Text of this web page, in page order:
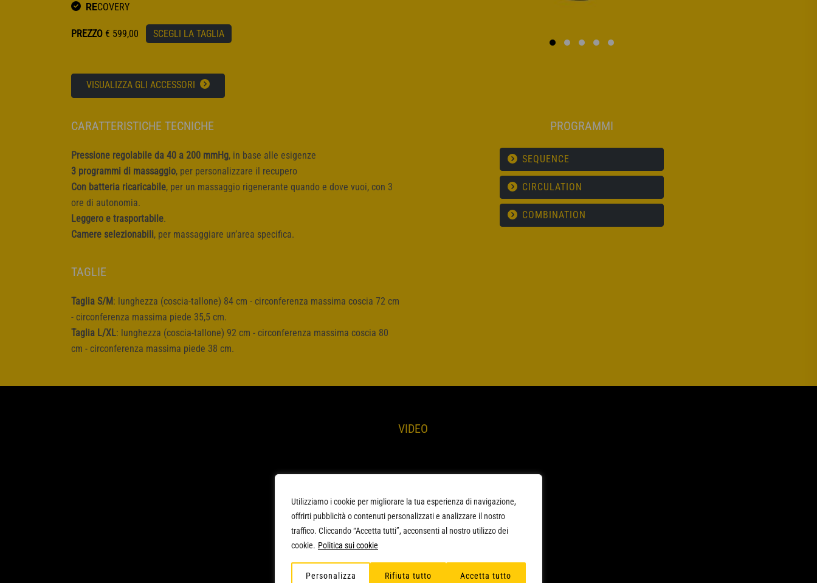
Utilizziamo i cookie per migliorare la tua esperienza di navigazione,
offrirti pubblicità o contenuti personalizzati e analizzare il nostro
traffico. Cliccando “Accetta tutti”, acconsenti al nostro utilizzo dei
cookie. Politica sui cookie
Personalizza Rifiuta tutto Accetta tutto
RECOVERY
PREZZO € 599,00 SCEGLI LA TAGLIA
VISUALIZZA GLI ACCESSORI
CARATTERISTICHE TECNICHE
Pressione regolabile da 40 a 200 mmHg, in base alle esigenze
3 programmi di massaggio, per personalizzare il recupero
Con batteria ricaricabile, per un massaggio rigenerante quando e dove vuoi, con 3
ore di autonomia.
Leggero e trasportabile.
Camere selezionabili, per massaggiare un’area specifica.
TAGLIE
Taglia S/M: lunghezza (coscia-tallone) 84 cm - circonferenza massima coscia 72 cm
- circonferenza massima piede 35,5 cm.
Taglia L/XL: lunghezza (coscia-tallone) 92 cm - circonferenza massima coscia 80
cm - circonferenza massima piede 38 cm.
PROGRAMMI
SEQUENCE
CIRCULATION
COMBINATION
VIDEO